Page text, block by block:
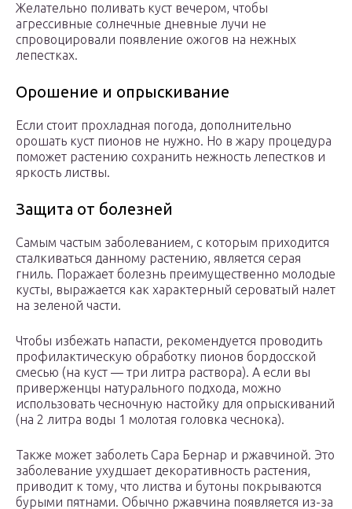
Желательно поливать куст вечером, чтобы
агрессивные солнечные дневные лучи не
спровоцировали появление ожогов на нежных
лепестках.
Орошение и опрыскивание
Если стоит прохладная погода, дополнительно
орошать куст пионов не нужно. Но в жару процедура
поможет растению сохранить нежность лепестков и
яркость листвы.
Защита от болезней
Самым частым заболеванием, с которым приходится
сталкиваться данному растению, является серая
гниль. Поражает болезнь преимущественно молодые
кусты, выражается как характерный сероватый налет
на зеленой части.
Чтобы избежать напасти, рекомендуется проводить
профилактическую обработку пионов бордосской
смесью (на куст — три литра раствора). А если вы
приверженцы натурального подхода, можно
использовать чесночную настойку для опрыскиваний
(на 2 литра воды 1 молотая головка чеснока).
Также может заболеть Сара Бернар и ржавчиной. Это
заболевание ухудшает декоративность растения,
приводит к тому, что листва и бутоны покрываются
бурыми пятнами. Обычно ржавчина появляется из-за